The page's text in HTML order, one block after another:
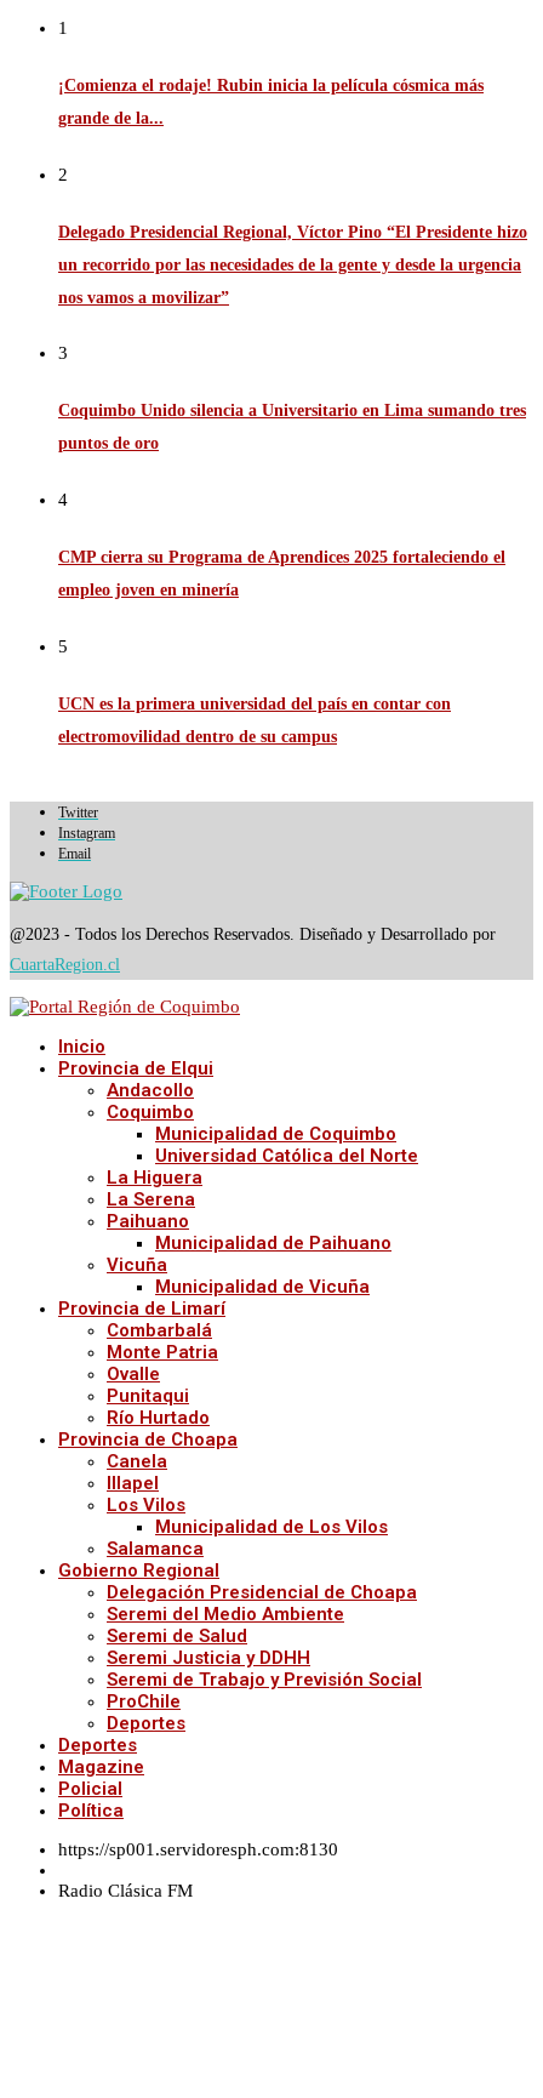
1
¡Comienza el rodaje! Rubin inicia la película cósmica más
grande de la...
2
Delegado Presidencial Regional, Víctor Pino “El Presidente hizo
un recorrido por las necesidades de la gente y desde la urgencia
nos vamos a movilizar”
3
Coquimbo Unido silencia a Universitario en Lima sumando tres
puntos de oro
4
CMP cierra su Programa de Aprendices 2025 fortaleciendo el
empleo joven en minería
5
UCN es la primera universidad del país en contar con
electromovilidad dentro de su campus
Twitter
Instagram
Email
@2023 - Todos los Derechos Reservados. Diseñado y Desarrollado por
CuartaRegion.cl
Inicio
Provincia de Elqui
Andacollo
Coquimbo
Municipalidad de Coquimbo
Universidad Católica del Norte
La Higuera
La Serena
Paihuano
Municipalidad de Paihuano
Vicuña
Municipalidad de Vicuña
Provincia de Limarí
Combarbalá
Monte Patria
Ovalle
Punitaqui
Río Hurtado
Provincia de Choapa
Canela
Illapel
Los Vilos
Municipalidad de Los Vilos
Salamanca
Gobierno Regional
Delegación Presidencial de Choapa
Seremi del Medio Ambiente
Seremi de Salud
Seremi Justicia y DDHH
Seremi de Trabajo y Previsión Social
ProChile
Deportes
Deportes
Magazine
Policial
Política
https://sp001.servidoresph.com:8130
Radio Clásica FM